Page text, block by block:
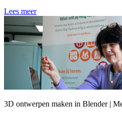
Lees meer
3D ontwerpen maken in Blender |